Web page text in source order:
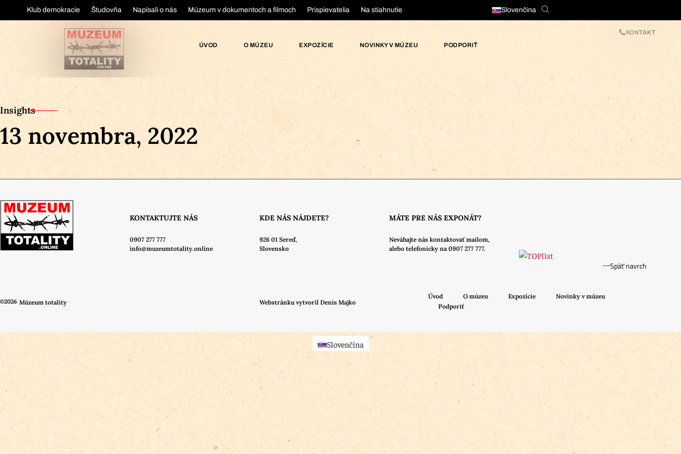
Klub demokracie Študovňa Napísali o nás Múzeum v dokumentoch a filmoch Prispievatelia Na stiahnutie Slovenčina
ÚVOD O MÚZEU EXPOZÍCIE NOVINKY V MÚZEU PODPORIŤ
KONTAKT
Insights
13 novembra, 2022
KONTAKTUJTE NÁS
0907 277 777
info@muzeumtotality.online
KDE NÁS NÁJDETE?
926 01 Sereď,
Slovensko
MÁTE PRE NÁS EXPONÁT?
Neváhajte nás kontaktovať mailom,
alebo telefonicky na 0907 277 777.
©2026 Múzeum totality Webstránku vytvoril Denis Majko
Úvod O múzeu Expozície
Novinky v múzeu
Podporiť
Späť navrch
Slovenčina